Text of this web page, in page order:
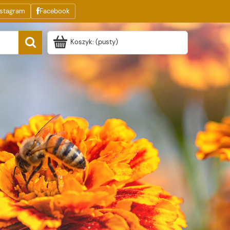
Facebook
Koszyk: (pusty)